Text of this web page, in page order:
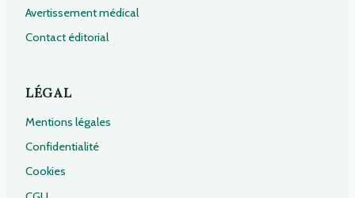
Avertissement médical
Contact éditorial
LÉGAL
Mentions légales
Confidentialité
Cookies